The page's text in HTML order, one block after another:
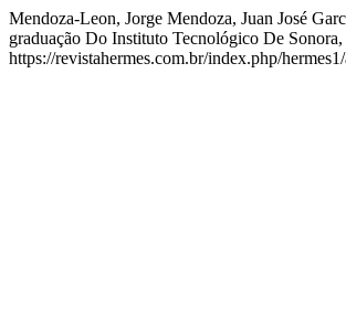
Mendoza-Leon, Jorge Mendoza, Juan José
graduação Do Instituto Tecnológico De
https://revistahermes.com.br/index.php/